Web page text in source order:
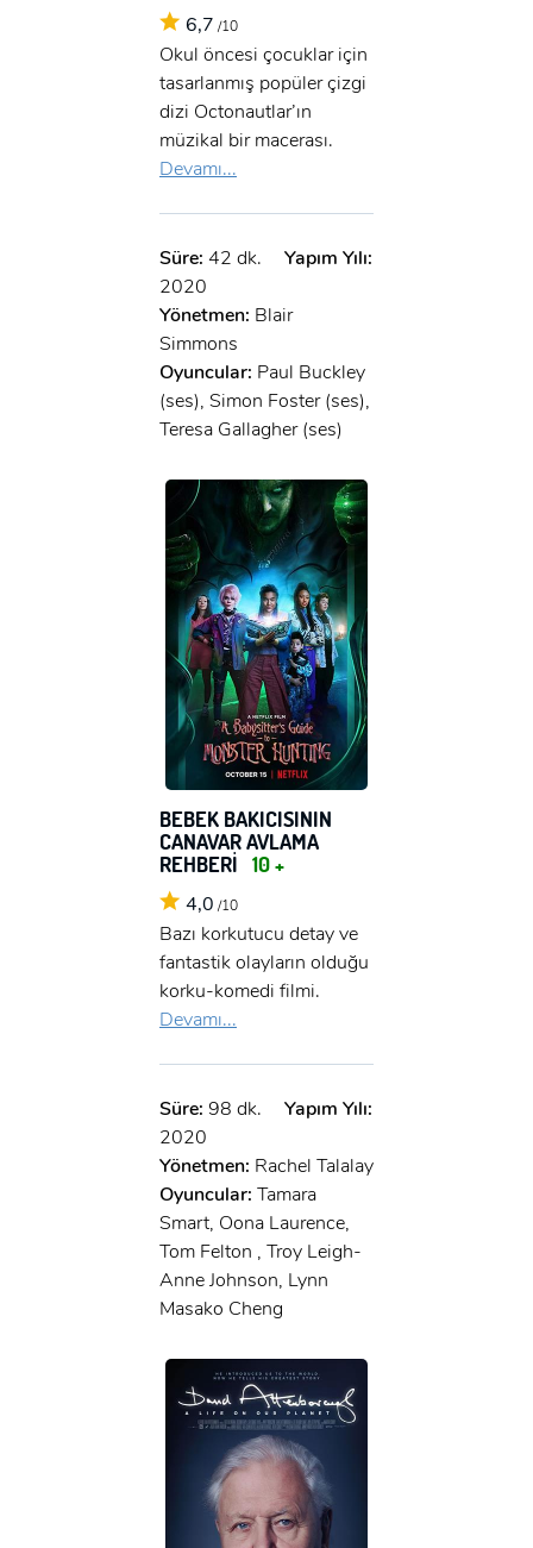
6,7 /10
Okul öncesi çocuklar için
tasarlanmış popüler çizgi
dizi Octonautlar’ın
müzikal bir macerası.
Devamı...
Süre: 42 dk.
Yapım Yılı:
2020
Yönetmen: Blair
Simmons
Oyuncular: Paul Buckley
(ses), Simon Foster (ses),
Teresa Gallagher (ses)
BEBEK BAKICISININ
CANAVAR AVLAMA
REHBERİ 10 +
4,0 /10
Bazı korkutucu detay ve
fantastik olayların olduğu
korku-komedi filmi.
Devamı...
Süre: 98 dk.
Yapım Yılı:
2020
Yönetmen: Rachel Talalay
Oyuncular: Tamara
Smart, Oona Laurence,
Tom Felton , Troy Leigh-
Anne Johnson, Lynn
Masako Cheng